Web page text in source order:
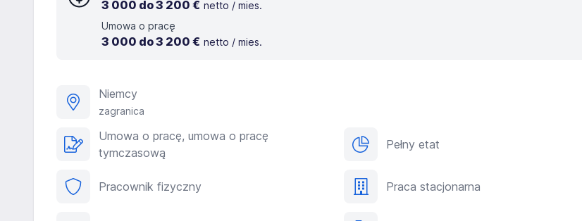
3 000 do 3 200 € netto / mies.
Umowa o pracę
3 000 do 3 200 € netto / mies.
Niemcy
zagranica
Umowa o pracę, umowa o pracę
tymczasową
Pełny etat
Pracownik fizyczny Praca stacjonarna